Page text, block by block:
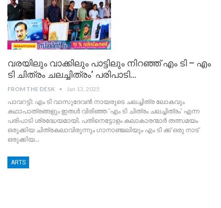
വരയിലും വാക്കിലും പാട്ടിലും നിറഞ്ഞ് എം ടി – എം
ടി ചിത്രം ചലച്ചിത്രം’ പരിപാടി…
FROM THE DESK Jan 13, 2025
പാവറട്ടി: എം ടി വാസുദേവൻ നായരുടെ ചലച്ചിത്ര ലോകവും
കഥാപാത്രങ്ങളും ഇതൾ വിരിഞ്ഞ 'എം ടി ചിത്രം ചലച്ചിത്രം' എന്ന
പരിപാടി ശ്രദ്ധേയമായി. പതിനെട്ടോളം കലാകാരന്മാർ തത്സമയം
ഒരുക്കിയ ചിത്രകലാവിരുന്നും ഗാനാഞ്ജലിയും എം ടി ക്ക് ഒരു നാട്
ഒരുക്കിയ…
ARTS